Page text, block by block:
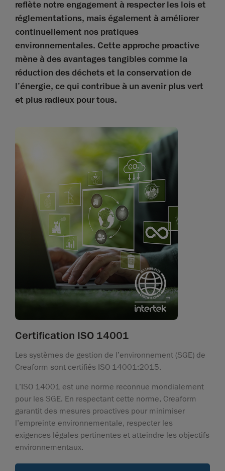
reflète notre engagement à respecter les lois et
réglementations, mais également à améliorer
continuellement nos pratiques
environnementales. Cette approche proactive
mène à des avantages tangibles comme la
réduction des déchets et la conservation de
l’énergie, ce qui contribue à un avenir plus vert
et plus radieux pour tous.
Certification ISO 14001
Les systèmes de gestion de l’environnement (SGE) de
Creaform sont certifiés ISO 14001:2015.
L’ISO 14001 est une norme reconnue mondialement
pour les SGE. En respectant cette norme, Creaform
garantit des mesures proactives pour minimiser
l’empreinte environnementale, respecter les
exigences légales pertinentes et atteindre les objectifs
environnementaux.